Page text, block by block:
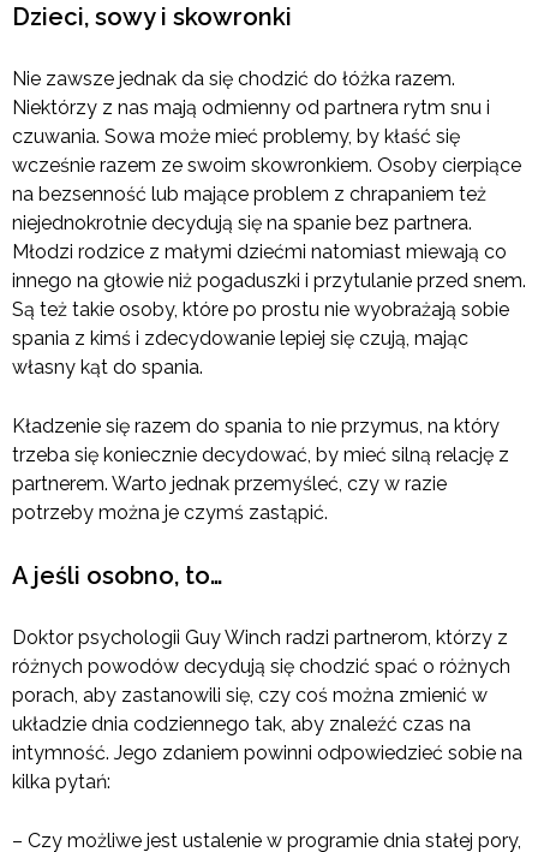
Dzieci, sowy i skowronki
Nie zawsze jednak da się chodzić do łóżka razem.
Niektórzy z nas mają odmienny od partnera rytm snu i
czuwania. Sowa może mieć problemy, by kłaść się
wcześnie razem ze swoim skowronkiem. Osoby cierpiące
na bezsenność lub mające problem z chrapaniem też
niejednokrotnie decydują się na spanie bez partnera.
Młodzi rodzice z małymi dziećmi natomiast miewają co
innego na głowie niż pogaduszki i przytulanie przed snem.
Są też takie osoby, które po prostu nie wyobrażają sobie
spania z kimś i zdecydowanie lepiej się czują, mając
własny kąt do spania.
Kładzenie się razem do spania to nie przymus, na który
trzeba się koniecznie decydować, by mieć silną relację z
partnerem. Warto jednak przemyśleć, czy w razie
potrzeby można je czymś zastąpić.
A jeśli osobno, to…
Doktor psychologii Guy Winch radzi partnerom, którzy z
różnych powodów decydują się chodzić spać o różnych
porach, aby zastanowili się, czy coś można zmienić w
układzie dnia codziennego tak, aby znaleźć czas na
intymność. Jego zdaniem powinni odpowiedzieć sobie na
kilka pytań:
– Czy możliwe jest ustalenie w programie dnia stałej pory,